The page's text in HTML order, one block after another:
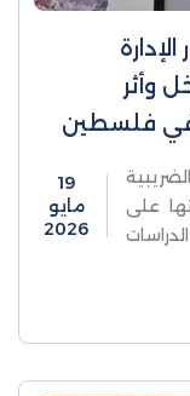
وأثر
في فلسطين
على
19
مايو
2026